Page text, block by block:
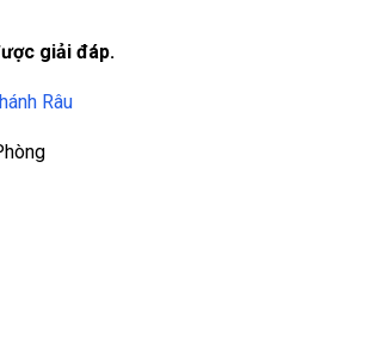
giải đáp.
Râu